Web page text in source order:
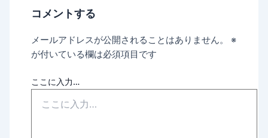
コメントする
メールアドレスが公開されることはありません。
※
が付いている欄は必須項目です
ここに入力…